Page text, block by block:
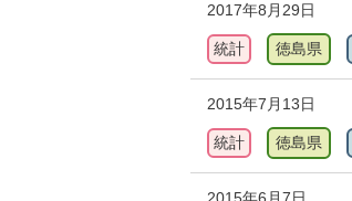
2017年8月29日
統計 徳島県
2015年7月13日
統計 徳島県